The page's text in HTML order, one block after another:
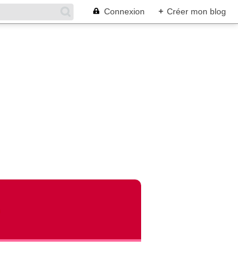
Connexion + Créer mon blog